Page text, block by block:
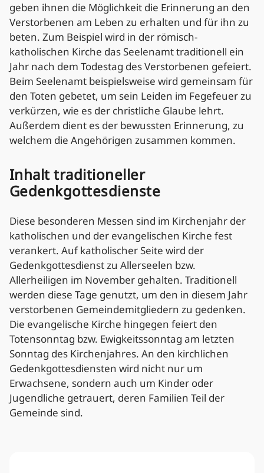
geben ihnen die Möglichkeit die Erinnerung an den
Verstorbenen am Leben zu erhalten und für ihn zu
beten. Zum Beispiel wird in der römisch-
katholischen Kirche das Seelenamt traditionell ein
Jahr nach dem Todestag des Verstorbenen gefeiert.
Beim Seelenamt beispielsweise wird gemeinsam für
den Toten gebetet, um sein Leiden im Fegefeuer zu
verkürzen, wie es der christliche Glaube lehrt.
Außerdem dient es der bewussten Erinnerung, zu
welchem die Angehörigen zusammen kommen.
Inhalt traditioneller
Gedenkgottesdienste
Diese besonderen Messen sind im Kirchenjahr der
katholischen und der evangelischen Kirche fest
verankert. Auf katholischer Seite wird der
Gedenkgottesdienst zu Allerseelen bzw.
Allerheiligen im November gehalten. Traditionell
werden diese Tage genutzt, um den in diesem Jahr
verstorbenen Gemeindemitgliedern zu gedenken.
Die evangelische Kirche hingegen feiert den
Totensonntag bzw. Ewigkeitssonntag am letzten
Sonntag des Kirchenjahres. An den kirchlichen
Gedenkgottesdiensten wird nicht nur um
Erwachsene, sondern auch um Kinder oder
Jugendliche getrauert, deren Familien Teil der
Gemeinde sind.